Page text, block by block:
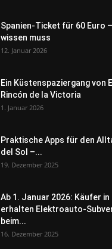
Spanien-Ticket für 60 Euro
wissen muss
12. Januar 2026
Ein Küstenspaziergang von
Rincón de la Victoria
1. Januar 2026
Praktische Apps für den
del Sol –...
19. Dezember 2025
Ab 1. Januar 2026: Käufer in
erhalten Elektroauto-
beim...
16. Dezember 2025